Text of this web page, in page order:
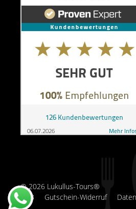
AGB Gutschein-Widerruf
© 2026 Lukullus-Tours®